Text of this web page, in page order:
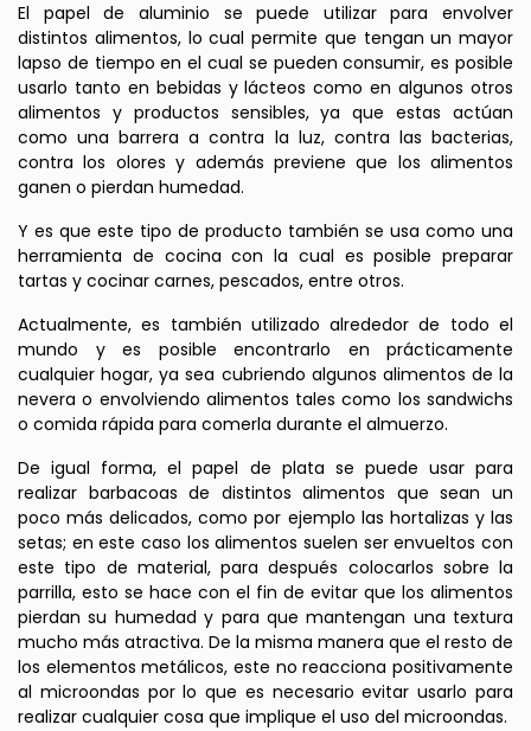
El papel de aluminio se puede utilizar para envolver
distintos alimentos, lo cual permite que tengan un mayor
lapso de tiempo en el cual se pueden consumir, es posible
usarlo tanto en bebidas y lácteos como en algunos otros
alimentos y productos sensibles, ya que estas actúan
como una barrera a contra la luz, contra las bacterias,
contra los olores y además previene que los alimentos
ganen o pierdan humedad.
Y es que este tipo de producto también se usa como una
herramienta de cocina con la cual es posible preparar
tartas y cocinar carnes, pescados, entre otros.
Actualmente, es también utilizado alrededor de todo el
mundo y es posible encontrarlo en prácticamente
cualquier hogar, ya sea cubriendo algunos alimentos de la
nevera o envolviendo alimentos tales como los sandwichs
o comida rápida para comerla durante el almuerzo.
De igual forma, el papel de plata se puede usar para
realizar barbacoas de distintos alimentos que sean un
poco más delicados, como por ejemplo las hortalizas y las
setas; en este caso los alimentos suelen ser envueltos con
este tipo de material, para después colocarlos sobre la
parrilla, esto se hace con el fin de evitar que los alimentos
pierdan su humedad y para que mantengan una textura
mucho más atractiva. De la misma manera que el resto de
los elementos metálicos, este no reacciona positivamente
al microondas por lo que es necesario evitar usarlo para
realizar cualquier cosa que implique el uso del microondas.